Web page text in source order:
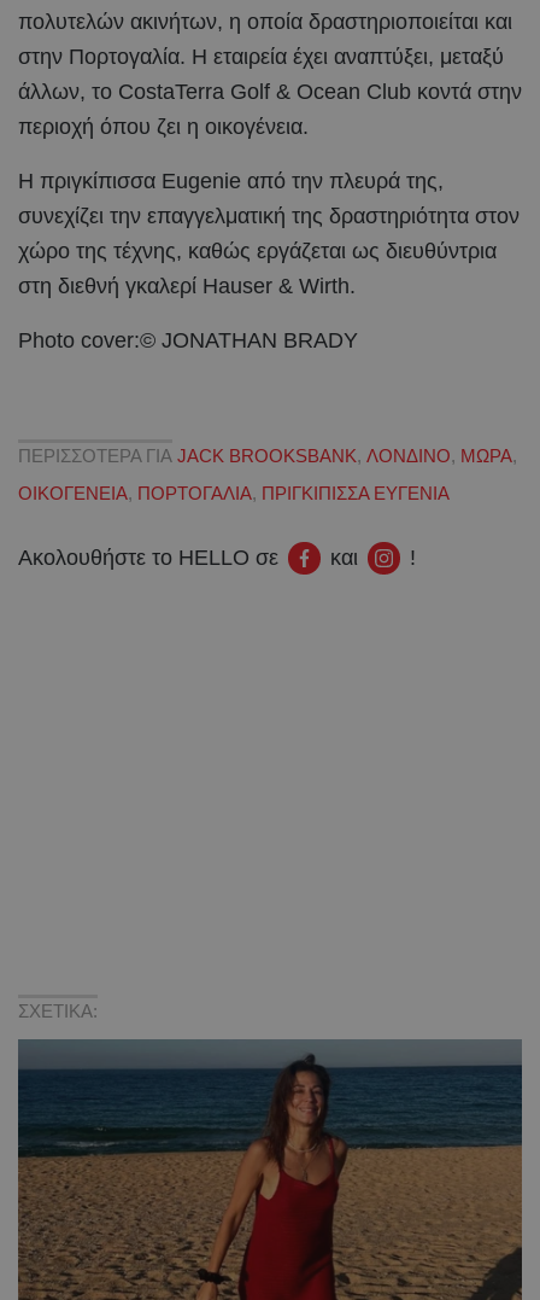
πολυτελών ακινήτων, η οποία δραστηριοποιείται και
στην Πορτογαλία. Η εταιρεία έχει αναπτύξει, μεταξύ
άλλων, το CostaTerra Golf & Ocean Club κοντά στην
περιοχή όπου ζει η οικογένεια.
Η πριγκίπισσα Eugenie από την πλευρά της,
συνεχίζει την επαγγελματική της δραστηριότητα στον
χώρο της τέχνης, καθώς εργάζεται ως διευθύντρια
στη διεθνή γκαλερί Hauser & Wirth.
Photo cover:© JONATHAN BRADY
ΠΕΡΙΣΣΟΤΕΡΑ ΓΙΑ JACK BROOKSBANK, ΛΟΝΔΙΝΟ, ΜΩΡΑ,
ΟΙΚΟΓΕΝΕΙΑ, ΠΟΡΤΟΓΑΛΙΑ, ΠΡΙΓΚΙΠΙΣΣΑ ΕΥΓΕΝΙΑ
Ακολουθήστε το HELLO σε και !
ΣΧΕΤΙΚΑ: